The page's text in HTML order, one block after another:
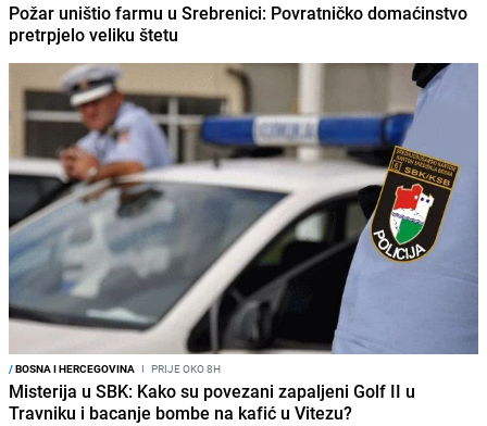
Požar uništio farmu u Srebrenici: Povratničko domaćinstvo
pretrpjelo veliku štetu
/BOSNA I HERCEGOVINA I PRIJE OKO 8H
Misterija u SBK: Kako su povezani zapaljeni Golf II u
Travniku i bacanje bombe na kafić u Vitezu?